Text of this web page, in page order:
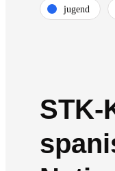
jugend
STK-